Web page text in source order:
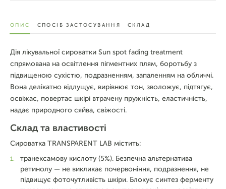
ОПИС СПОСІБ ЗАСТОСУВАННЯ СКЛАД
Дія лікувальної сироватки Sun spot fading treatment
спрямована на освітлення пігментних плям, боротьбу з
підвищеною сухістю, подразненням, запаленням на обличчі.
Вона делікатно відлущує, вирівнює тон, зволожує, підтягує,
освіжає, повертає шкірі втрачену пружність, еластичність,
надає природного сяйва, свіжості.
Склад та властивості
Сироватка TRANSPARENT LAB містить:
транексамову кислоту (5%). Безпечна альтернатива
ретинолу — не викликає почервоніння, подразнення, не
підвищує фоточутливість шкіри. Блокує синтез ферменту